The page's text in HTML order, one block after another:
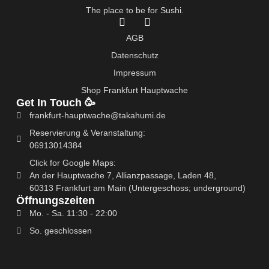
The place to be for Sushi.
F
c
e
o
o
k
f
I
t
g
r
a
AGB
Datenschutz
Impressum
Shop Frankfurt Hauptwache
Get In Touch 🥳
frankfurt-hauptwache@takahumi.de
Reservierung & Veranstaltung:
06913014384
Click for Google Maps:
An der Hauptwache 7, Allianzpassage, Laden 48,
60313 Frankfurt am Main (Untergeschoss; underground)
Öffnungszeiten
Mo. - Sa. 11:30 - 22:00
So. geschlossen